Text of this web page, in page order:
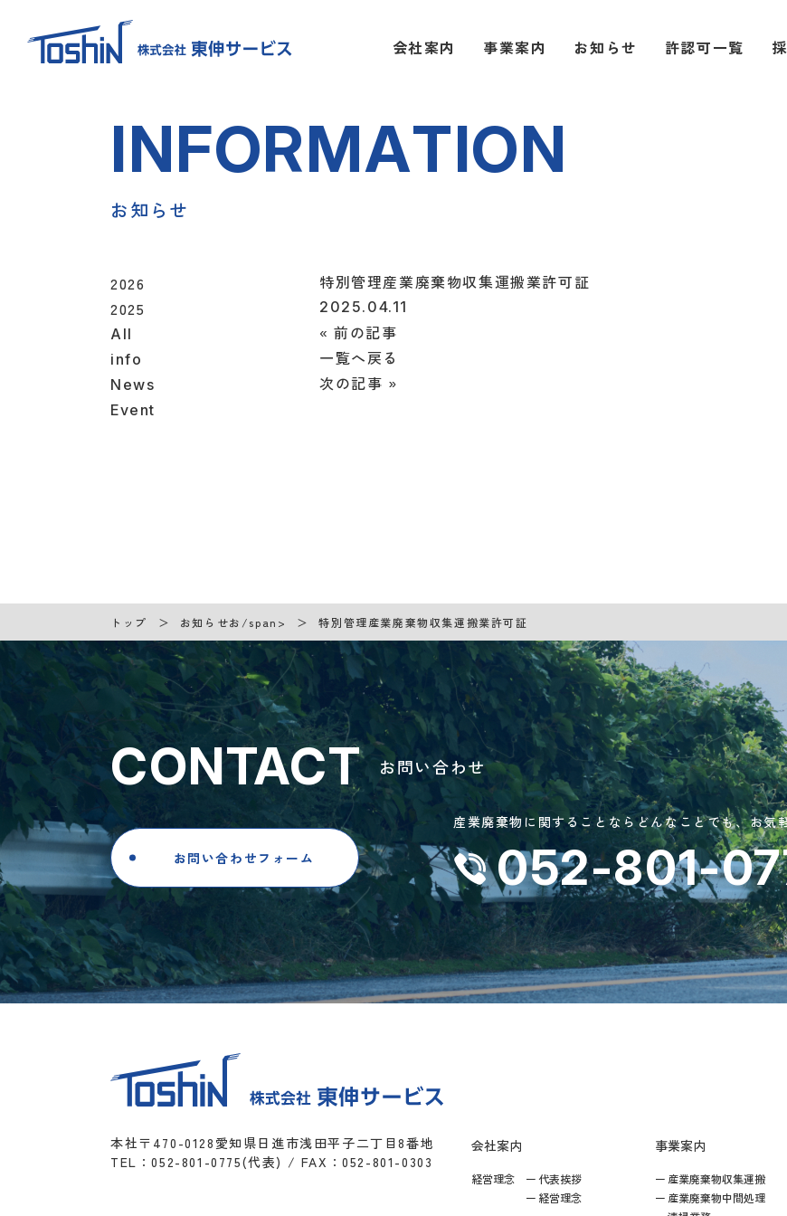
会社案内 事業案内 お知らせ 許認可一覧
INFORMATION
お知 ら せ
特別管理産業廃棄物収集運搬業許可証
2025.04.11
«前の記事
一覧へ戻る
次の記事 »
2026
2025
All
info
News
Event
トップ お知らせお/span> 特別管理産業廃棄物収集運搬業許可証
CONTACT お問い合わせ
産業廃棄物に関することならどんなことでも、お気
052-801-
お問い合わせフォーム
本社〒470-0128愛知県日進市浅田平子二丁目8番地
TEL：052-801-0775(代表) / FAX：052-801-0303
会社案内
経営理念
代表挨拶
経営理念
事業案内
産業廃棄物収集運搬
産業廃棄物中間処理